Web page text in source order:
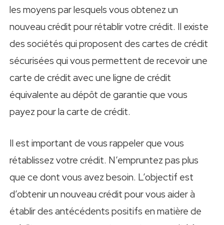
les moyens par lesquels vous obtenez un
nouveau crédit pour rétablir votre crédit. Il existe
des sociétés qui proposent des cartes de crédit
sécurisées qui vous permettent de recevoir une
carte de crédit avec une ligne de crédit
équivalente au dépôt de garantie que vous
payez pour la carte de crédit.
Il est important de vous rappeler que vous
rétablissez votre crédit. N’empruntez pas plus
que ce dont vous avez besoin. L’objectif est
d’obtenir un nouveau crédit pour vous aider à
établir des antécédents positifs en matière de